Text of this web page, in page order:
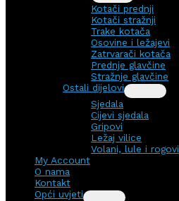
Kotači prednji
Kotači stražnji
Trake kotača
Osovine i ležajevi
Zatrvarači kotača
Prednje glavčine
Stražnje glavčine
Ostali dijelovi
Sjedala
Cijevi sjedala
Gripovi
Ležaj vilice
Volani, lule i rogovi
My Account
O nama
Kontakt
Opći uvjeti